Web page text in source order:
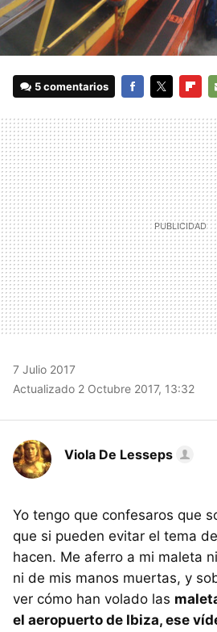
5 comentarios
7 Julio 2017
Actualizado 2 Octubre 2017, 13:32
Viola De Lesseps
Yo tengo que confesaros que
que si pueden evitar el tema
hacen. Me aferro a mi maleta
ni de mis manos muertas, y
ver cómo han volado las
el aeropuerto de Ibiza, ese